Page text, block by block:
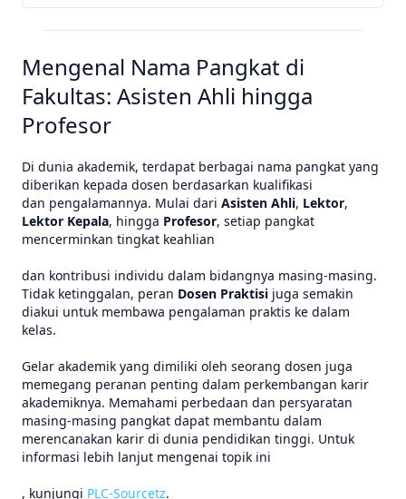
Mengenal Nama Pangkat di
Fakultas: Asisten Ahli hingga
Profesor
Di dunia akademik, terdapat berbagai nama pangkat yang
diberikan kepada dosen berdasarkan kualifikasi
dan pengalamannya. Mulai dari Asisten Ahli, Lektor,
Lektor Kepala, hingga Profesor, setiap pangkat
mencerminkan tingkat keahlian
dan kontribusi individu dalam bidangnya masing-masing.
Tidak ketinggalan, peran Dosen Praktisi juga semakin
diakui untuk membawa pengalaman praktis ke dalam
kelas.
Gelar akademik yang dimiliki oleh seorang dosen juga
memegang peranan penting dalam perkembangan karir
akademiknya. Memahami perbedaan dan persyaratan
masing-masing pangkat dapat membantu dalam
merencanakan karir di dunia pendidikan tinggi. Untuk
informasi lebih lanjut mengenai topik ini
, kunjungi PLC-Sourcetz.